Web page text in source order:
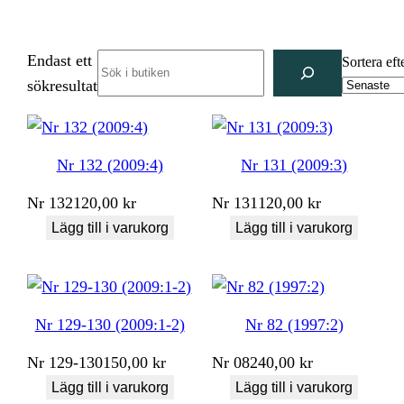
Endast ett
sökresultat
Sortera
Nr 132 (2009:4)
Nr 132120,00kr
Lägg till i varukorg
Nr 131 (2009:3)
Nr 131 120,00kr
Lägg till i varukorg
Nr 129-130 (2009:1-2)
Nr 129-130150,00kr
Lägg till i varukorg
Nr 82 (1997:2)
Nr 08240,00kr
Lägg till i varukorg